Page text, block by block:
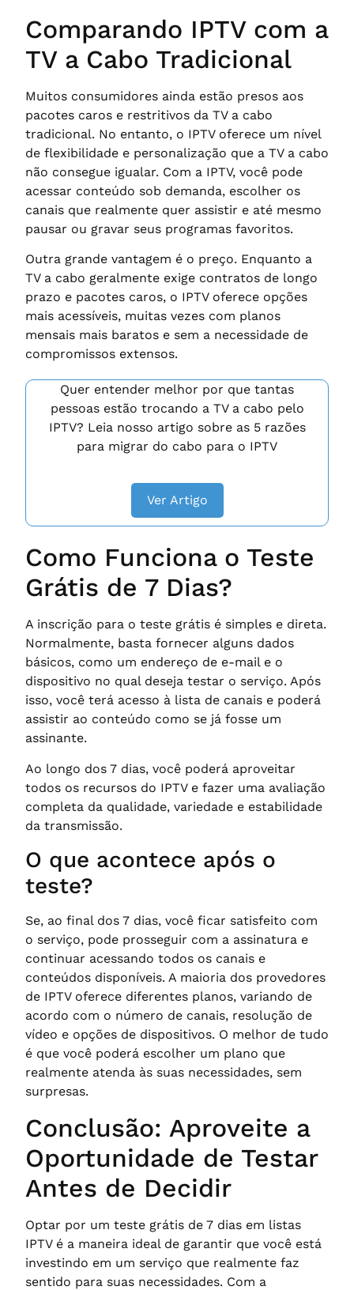
Comparando IPTV com a
TV a Cabo Tradicional
Muitos consumidores ainda estão presos aos
pacotes caros e restritivos da TV a cabo
tradicional. No entanto, o IPTV oferece um nível
de flexibilidade e personalização que a TV a cabo
não consegue igualar. Com a IPTV, você pode
acessar conteúdo sob demanda, escolher os
canais que realmente quer assistir e até mesmo
pausar ou gravar seus programas favoritos.
Outra grande vantagem é o preço. Enquanto a
TV a cabo geralmente exige contratos de longo
prazo e pacotes caros, o IPTV oferece opções
mais acessíveis, muitas vezes com planos
mensais mais baratos e sem a necessidade de
compromissos extensos.
Quer entender melhor por que tantas
pessoas estão trocando a TV a cabo pelo
IPTV? Leia nosso artigo sobre as 5 razões
para migrar do cabo para o IPTV
Ver Artigo
Como Funciona o Teste
Grátis de 7 Dias?
A inscrição para o teste grátis é simples e direta.
Normalmente, basta fornecer alguns dados
básicos, como um endereço de e-mail e o
dispositivo no qual deseja testar o serviço. Após
isso, você terá acesso à lista de canais e poderá
assistir ao conteúdo como se já fosse um
assinante.
Ao longo dos 7 dias, você poderá aproveitar
todos os recursos do IPTV e fazer uma avaliação
completa da qualidade, variedade e estabilidade
da transmissão.
O que acontece após o
teste?
Se, ao final dos 7 dias, você ficar satisfeito com
o serviço, pode prosseguir com a assinatura e
continuar acessando todos os canais e
conteúdos disponíveis. A maioria dos provedores
de IPTV oferece diferentes planos, variando de
acordo com o número de canais, resolução de
vídeo e opções de dispositivos. O melhor de tudo
é que você poderá escolher um plano que
realmente atenda às suas necessidades, sem
surpresas.
Conclusão: Aproveite a
Oportunidade de Testar
Antes de Decidir
Optar por um teste grátis de 7 dias em listas
IPTV é a maneira ideal de garantir que você está
investindo em um serviço que realmente faz
sentido para suas necessidades. Com a